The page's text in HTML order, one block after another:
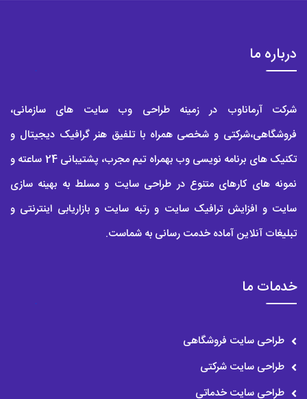
درباره ما
شرکت آرماناوب در زمینه طراحی وب سایت های سازمانی،
فروشگاهی،شرکتی و شخصی همراه با تلفیق هنر گرافیک دیجیتال و
تکنیک های برنامه نویسی وب بهمراه تیم مجرب، پشتیبانی 24 ساعته و
نمونه های کارهای متنوع در طراحی سایت و مسلط به بهینه سازی
سایت و افزایش ترافیک سایت و رتبه سایت و بازاریابی اینترنتی و
تبلیغات آنلاین آماده خدمت رسانی به شماست.
خدمات ما
طراحی سایت فروشگاهی
طراحی سایت شرکتی
طراحی سایت خدماتی